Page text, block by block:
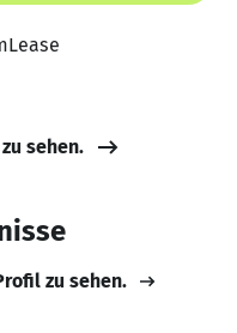
sehen.
zu sehen.